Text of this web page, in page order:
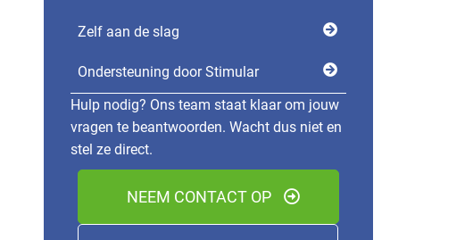
Zelf aan de slag
Ondersteuning door Stimular
Hulp nodig? Ons team staat klaar om jouw
vragen te beantwoorden. Wacht dus niet en
stel ze direct.
NEEM CONTACT OP